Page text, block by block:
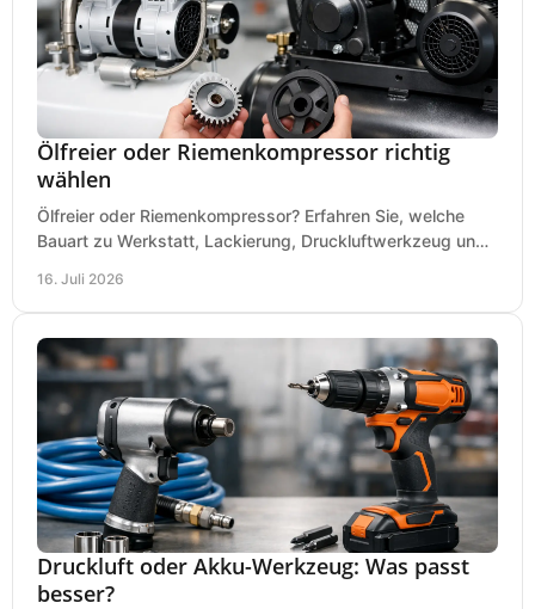
Ölfreier oder Riemenkompressor richtig
wählen
Ölfreier oder Riemenkompressor? Erfahren Sie, welche
Bauart zu Werkstatt, Lackierung, Druckluftwerkzeug und
16. Juli 2026
Druckluft oder Akku-Werkzeug: Was passt
besser?